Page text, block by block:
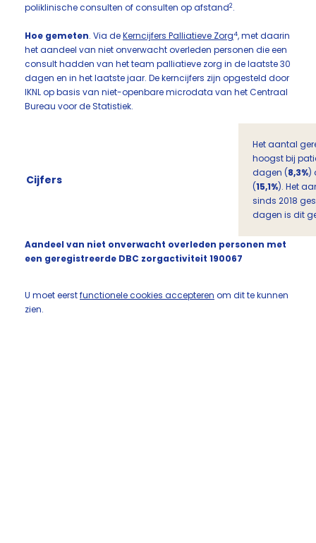
poliklinische consulten of consulten op afstand2.
​Hoe gemeten. Via deKerncijfers Palliatieve Zorg4, met daarin
het aandeel van niet onverwacht overleden personen die een
consult hadden van het team palliatieve zorg in de laatste 30
dagen en in het laatste jaar. De kerncijfers zijn opgesteld door
IKNL op basis van niet-openbare microdata van het Centraal
Bureau voor de Statistiek.
Cijfers
Het aantal
hoogst bij
dagen (8,3%)
(15,1%). Het
sinds 2018
dagen is dit
Aandeel van niet onverwacht overleden personen met
een geregistreerde DBC zorgactiviteit 190067
U moet eerstfunctionele cookies accepteren om dit te kunnen
zien.